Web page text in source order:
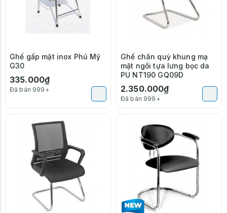
Ghế gấp mặt inox Phú Mỹ
G30
335.000₫
Đã bán 999+
Ghế chân quỳ khung mạ
mặt ngồi tựa lưng bọc da
PU NT190 GQ09D
2.350.000₫
Đã bán 999+